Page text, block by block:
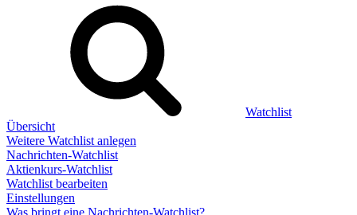
Watchlist
Übersicht
Weitere Watchlist anlegen
Nachrichten-Watchlist
Aktienkurs-Watchlist
Watchlist bearbeiten
Einstellungen
Was bringt eine Nachrichten-Watchlist?